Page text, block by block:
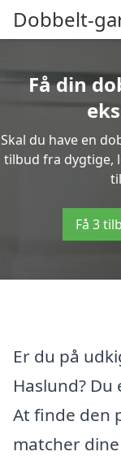
Dobbelt-
Få din
Skal du have en
tilbud fra dygtige,
Få 3
Er du på
Haslund?
At finde den
matcher